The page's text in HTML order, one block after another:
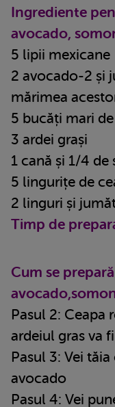
Ingrediente
avocado,
5 lipii mexicane
2 avocado-2 și
mărimea
5 bucăți mari
3 ardei grași
1 cană și 1/4 de
5 lingurițe de
2 linguri și
Timp de
Cum se
Pasul 2: Ceapa
ardeiul gras va
Pasul 3: Vei
avocado
Pasul 4: Vei